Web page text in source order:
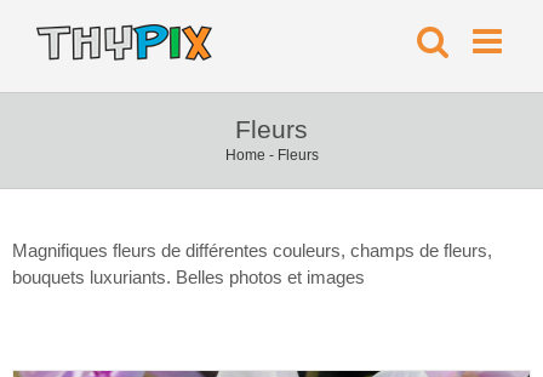
Fleurs
Home - Fleurs
Magnifiques fleurs de différentes couleurs, champs de fleurs,
bouquets luxuriants. Belles photos et images